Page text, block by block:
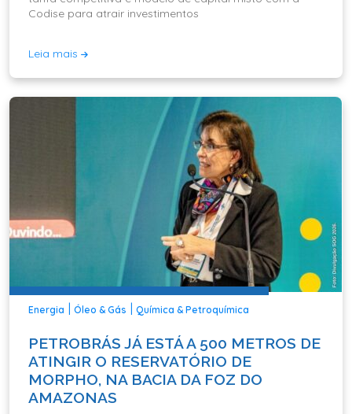
Codise para atrair investimentos
Leia mais
Energia Óleo & Gás Química & Petroquímica
PETROBRÁS JÁ ESTÁ A 500 METROS DE
ATINGIR O RESERVATÓRIO DE
MORPHO, NA BACIA DA FOZ DO
AMAZONAS